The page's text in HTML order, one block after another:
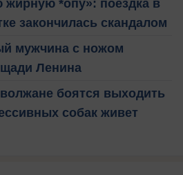
*опу»: поездка в
закончилась скандалом
мужчина с ножом
Ленина
боятся выходить
собак живет